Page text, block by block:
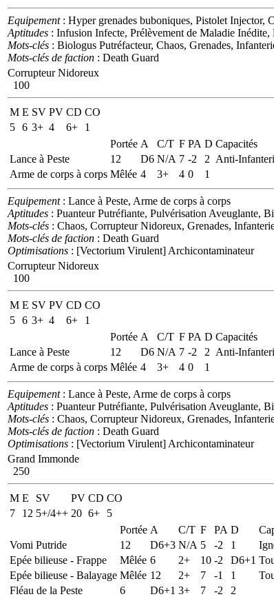
Equipement: Hyper grenades buboniques, Pistolet Injector,
Aptitudes : Infusion Infecte, Prélèvement de Maladie
Mots-clés : Biologus Putréfacteur, Chaos, Grenades,
Mots-clés de faction : Death Guard
Corrupteur Nidoreux
100
M E SV PV CD CO
5 6 3+ 4 6+
1
Portée A C/T F PA D Capacités
Lance à Peste
12 D6 N/A 7 -2 2 Anti-
Arme de corps à corps Mêlée 4 3+ 4 0 1
Equipement: Lance à Peste, Arme de corps à corps
Aptitudes : Puanteur Putréfiante, Pulvérisation Aveuglante,
Mots-clés : Chaos, Corrupteur Nidoreux, Grenades,
Mots-clés de faction : Death Guard
Optimisations : [Vectorium Virulent] Archicontaminateur
Corrupteur Nidoreux
100
M E SV PV CD CO
5 6 3+ 4 6+
1
Portée A C/T F PA D Capacités
Lance à Peste
12 D6 N/A 7 -2 2 Anti-
Arme de corps à corps Mêlée 4 3+ 4 0 1
Equipement: Lance à Peste, Arme de corps à corps
Aptitudes : Puanteur Putréfiante, Pulvérisation Aveuglante,
Mots-clés : Chaos, Corrupteur Nidoreux, Grenades,
Mots-clés de faction : Death Guard
Optimisations : [Vectorium Virulent] Archicontaminateur
Grand Immonde
250
M E SV PV CD CO
7
12 5+/4++ 20 6+
5
Portée A C/T F PA D
Vomi Putride
12 D6+3 N/A 5 -2 1
Epée bilieuse - Frappe
Mêlée 6 2+ 10 -2 D6+1
Epée bilieuse - Balayage Mêlée 12 2+ 7 -1 1
Fléau de la Peste
6 D6+1 3+ 7 -2 2